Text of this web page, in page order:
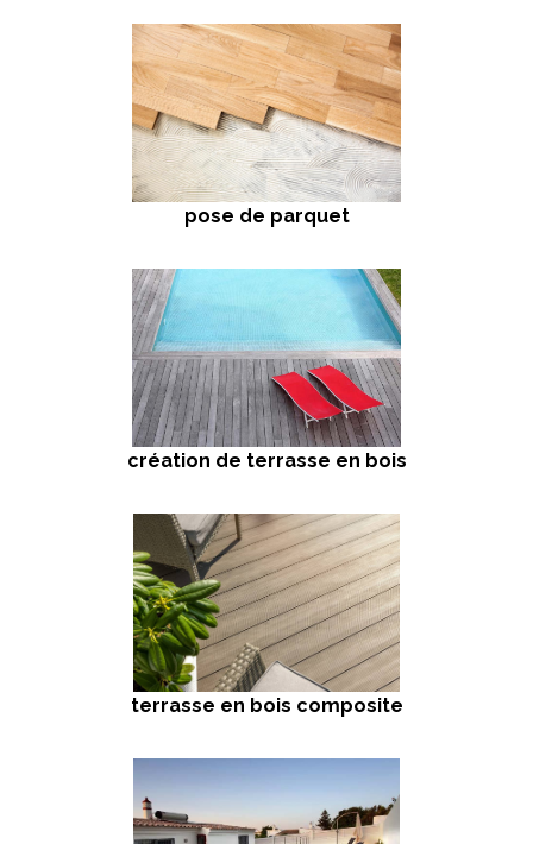
pose de parquet
création de terrasse en bois
terrasse en bois composite